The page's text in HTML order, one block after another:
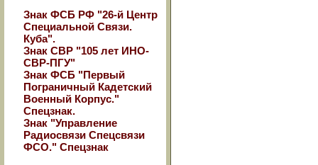
Знак ФСБ РФ "26-й Центр
Специальной Связи.
Куба".
Знак СВР "105 лет ИНО-
СВР-ПГУ"
Знак ФСБ "Первый
Пограничный Кадетский
Военный Корпус."
Спецзнак.
Знак "Управление
Радиосвязи Спецсвязи
ФСО." Спецзнак